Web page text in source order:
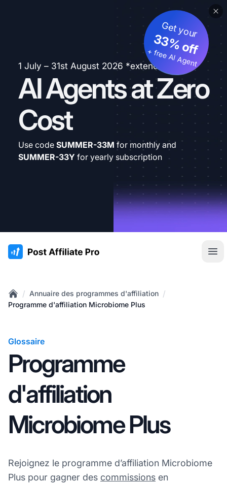
1 July – 31st August 2026 *extended
AI Agents at Zero
Cost
Get your
33% off
+ free AI Agent
Use code SUMMER-33M for monthly and
SUMMER-33Y for yearly subscription
:site.title
Home
/ Annuaire des programmes d'affiliation /
Programme d'affiliation Microbiome Plus
Glossaire
Programme
d'affiliation
Microbiome Plus
Rejoignez le programme d’affiliation Microbiome
Plus pour gagner des commissions en